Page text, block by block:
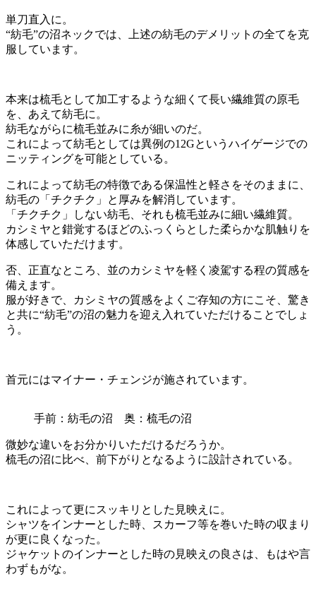
単刀直入に。
“紡毛”の沼ネックでは、上述の紡毛のデメリットの全てを克
服しています。
本来は梳毛として加工するような細くて長い繊維質の原毛
を、あえて紡毛に。
紡毛ながらに梳毛並みに糸が細いのだ。
これによって紡毛としては異例の12Gというハイゲージでの
ニッティングを可能としている。
これによって紡毛の特徴である保温性と軽さをそのままに、
紡毛の「チクチク」と厚みを解消しています。
「チクチク」しない紡毛、それも梳毛並みに細い繊維質。
カシミヤと錯覚するほどのふっくらとした柔らかな肌触りを
体感していただけます。
否、正直なところ、並のカシミヤを軽く凌駕する程の質感を
備えます。
服が好きで、カシミヤの質感をよくご存知の方にこそ、驚き
と共に“紡毛”の沼の魅力を迎え入れていただけることでしょ
う。
首元にはマイナー・チェンジが施されています。
手前：紡毛の沼 奥：梳毛の沼
微妙な違いをお分かりいただけるだろうか。
梳毛の沼に比べ、前下がりとなるように設計されている。
これによって更にスッキリとした見映えに。
シャツをインナーとした時、スカーフ等を巻いた時の収まり
が更に良くなった。
ジャケットのインナーとした時の見映えの良さは、もはや言
わずもがな。